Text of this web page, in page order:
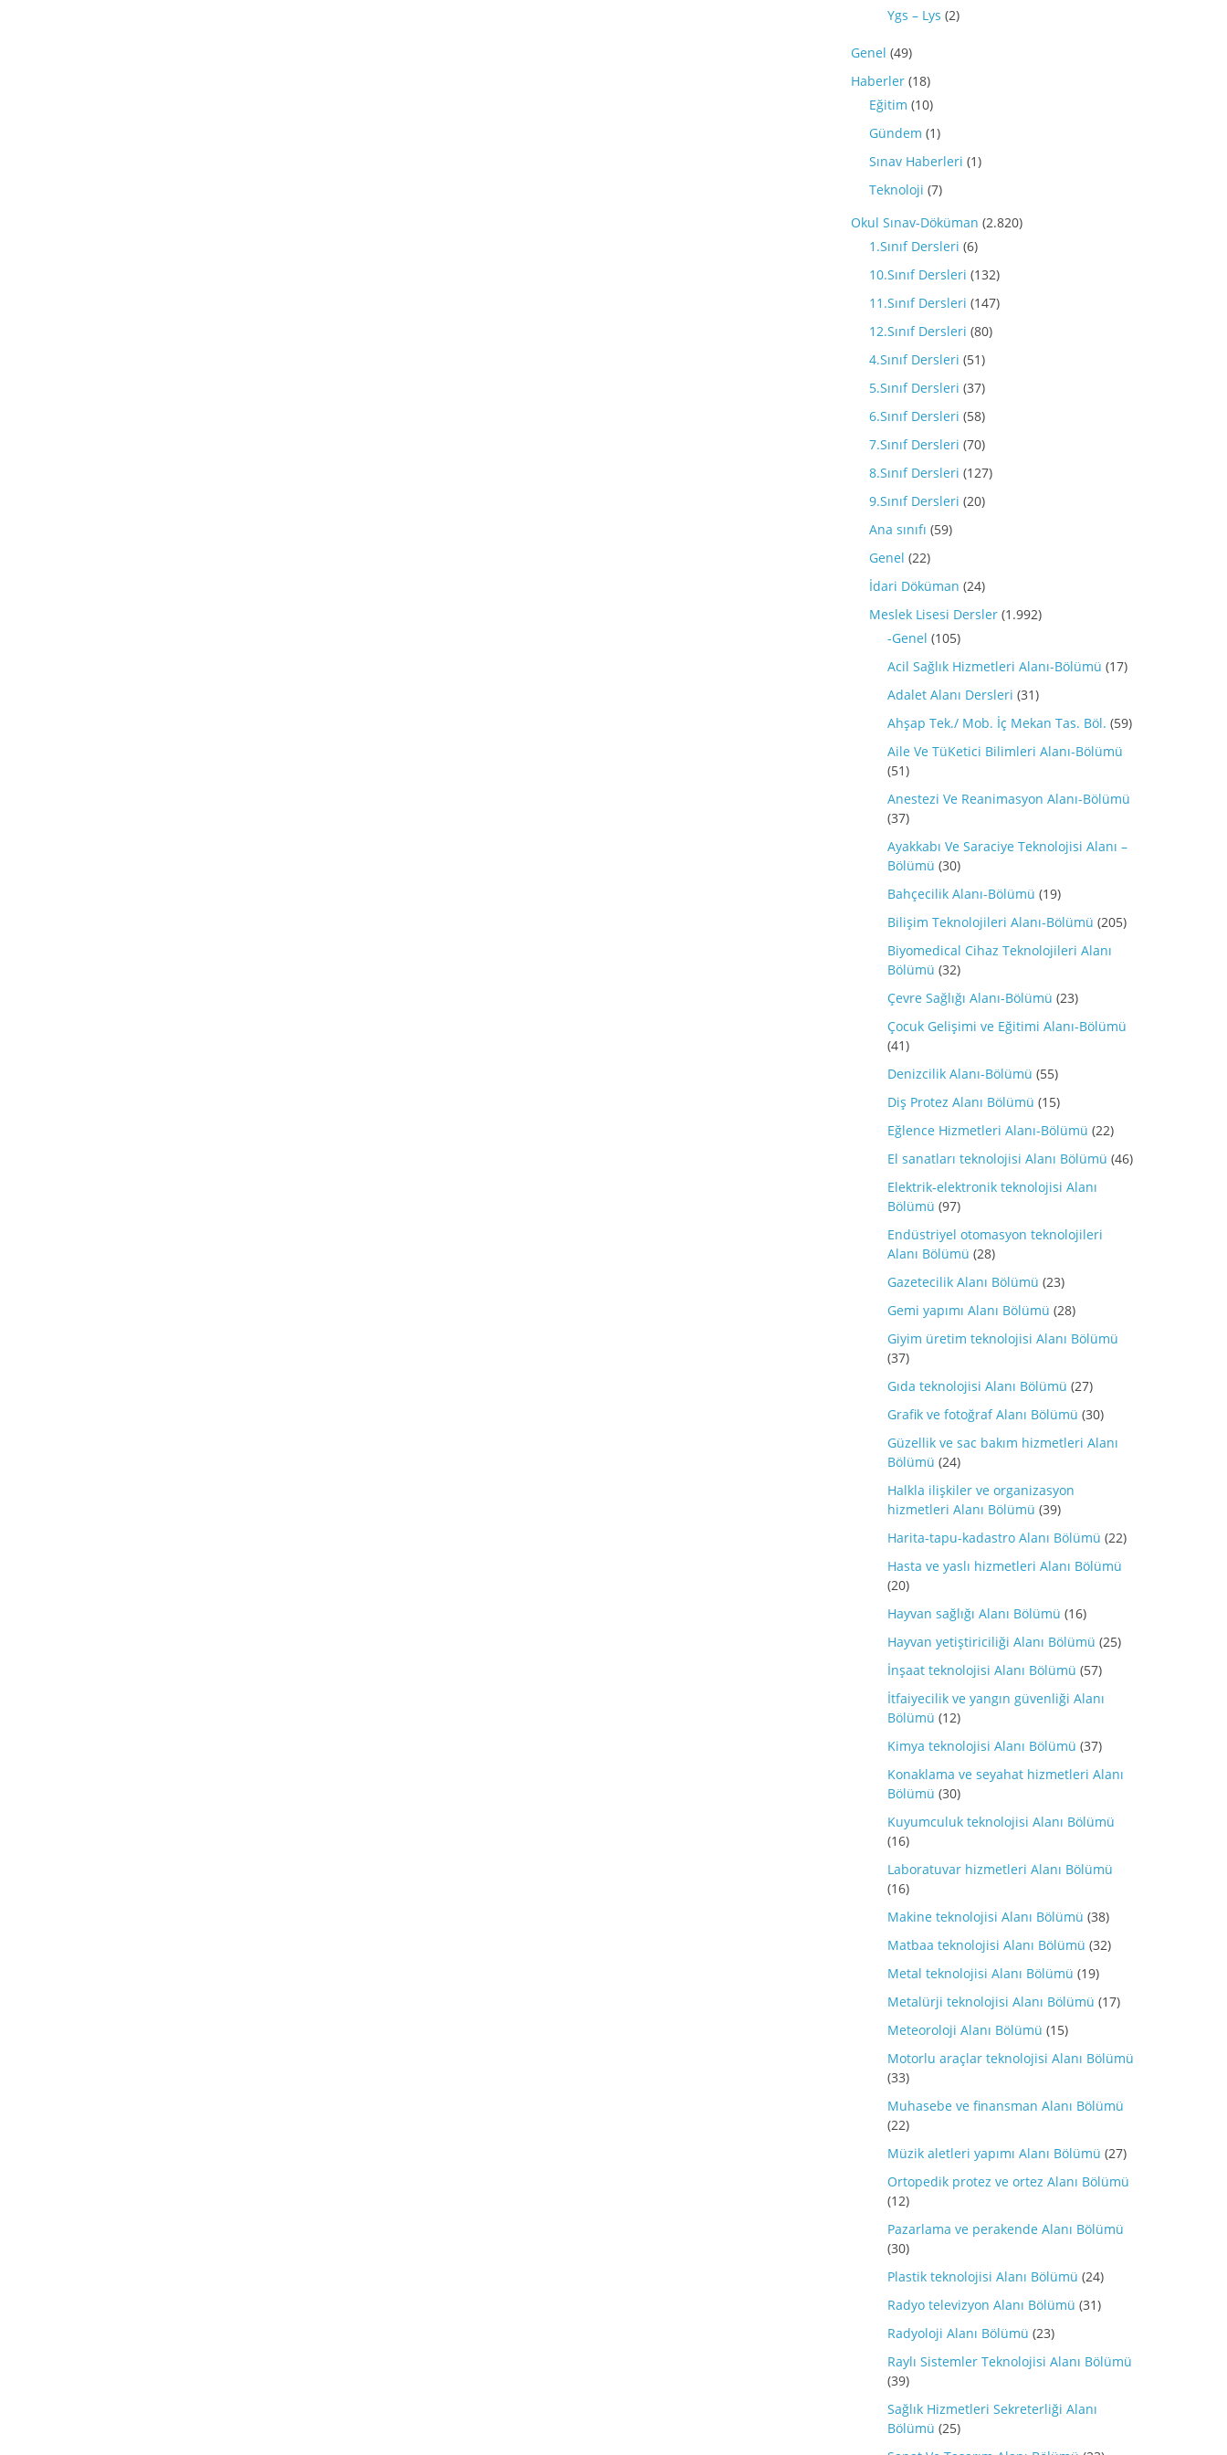
Ygs – Lys (2)
Genel (49)
Haberler (18)
Eğitim (10)
Gündem (1)
Sınav Haberleri (1)
Teknoloji (7)
Okul Sınav-Döküman (2.820)
1.Sınıf Dersleri (6)
10.Sınıf Dersleri (132)
11.Sınıf Dersleri (147)
12.Sınıf Dersleri (80)
4.Sınıf Dersleri (51)
5.Sınıf Dersleri (37)
6.Sınıf Dersleri (58)
7.Sınıf Dersleri (70)
8.Sınıf Dersleri (127)
9.Sınıf Dersleri (20)
Ana sınıfı (59)
Genel (22)
İdari Döküman (24)
Meslek Lisesi Dersler (1.992)
-Genel (105)
Acil Sağlık Hizmetleri Alanı-Bölümü (17)
Adalet Alanı Dersleri (31)
Ahşap Tek./ Mob. İç Mekan Tas. Böl. (59)
Aile Ve TüKetici Bilimleri Alanı-Bölümü
(51)
Anestezi Ve Reanimasyon Alanı-Bölümü
(37)
Ayakkabı Ve Saraciye Teknolojisi Alanı –
Bölümü (30)
Bahçecilik Alanı-Bölümü (19)
Bilişim Teknolojileri Alanı-Bölümü (205)
Biyomedical Cihaz Teknolojileri Alanı
Bölümü (32)
Çevre Sağlığı Alanı-Bölümü (23)
Çocuk Gelişimi ve Eğitimi Alanı-Bölümü
(41)
Denizcilik Alanı-Bölümü (55)
Diş Protez Alanı Bölümü (15)
Eğlence Hizmetleri Alanı-Bölümü (22)
El sanatları teknolojisi Alanı Bölümü (46)
Elektrik-elektronik teknolojisi Alanı
Bölümü (97)
Endüstriyel otomasyon teknolojileri
Alanı Bölümü (28)
Gazetecilik Alanı Bölümü (23)
Gemi yapımı Alanı Bölümü (28)
Giyim üretim teknolojisi Alanı Bölümü
(37)
Gıda teknolojisi Alanı Bölümü (27)
Grafik ve fotoğraf Alanı Bölümü (30)
Güzellik ve sac bakım hizmetleri Alanı
Bölümü (24)
Halkla ilişkiler ve organizasyon
hizmetleri Alanı Bölümü (39)
Harita-tapu-kadastro Alanı Bölümü (22)
Hasta ve yaslı hizmetleri Alanı Bölümü
(20)
Hayvan sağlığı Alanı Bölümü (16)
Hayvan yetiştiriciliği Alanı Bölümü (25)
İnşaat teknolojisi Alanı Bölümü (57)
İtfaiyecilik ve yangın güvenliği Alanı
Bölümü (12)
Kimya teknolojisi Alanı Bölümü (37)
Konaklama ve seyahat hizmetleri Alanı
Bölümü (30)
Kuyumculuk teknolojisi Alanı Bölümü
(16)
Laboratuvar hizmetleri Alanı Bölümü
(16)
Makine teknolojisi Alanı Bölümü (38)
Matbaa teknolojisi Alanı Bölümü (32)
Metal teknolojisi Alanı Bölümü (19)
Metalürji teknolojisi Alanı Bölümü (17)
Meteoroloji Alanı Bölümü (15)
Motorlu araçlar teknolojisi Alanı Bölümü
(33)
Muhasebe ve finansman Alanı Bölümü
(22)
Müzik aletleri yapımı Alanı Bölümü (27)
Ortopedik protez ve ortez Alanı Bölümü
(12)
Pazarlama ve perakende Alanı Bölümü
(30)
Plastik teknolojisi Alanı Bölümü (24)
Radyo televizyon Alanı Bölümü (31)
Radyoloji Alanı Bölümü (23)
Raylı Sistemler Teknolojisi Alanı Bölümü
(39)
Sağlık Hizmetleri Sekreterliği Alanı
Bölümü (25)